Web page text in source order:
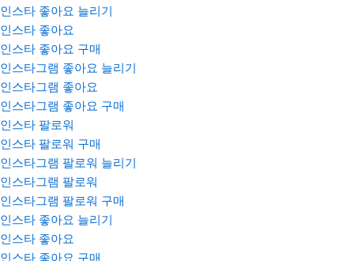
인스타 좋아요 늘리기
인스타 좋아요
인스타 좋아요 구매
인스타그램 좋아요 늘리기
인스타그램 좋아요
인스타그램 좋아요 구매
인스타 팔로워
인스타 팔로워 구매
인스타그램 팔로워 늘리기
인스타그램 팔로워
인스타그램 팔로워 구매
인스타 좋아요 늘리기
인스타 좋아요
인스타 좋아요 구매